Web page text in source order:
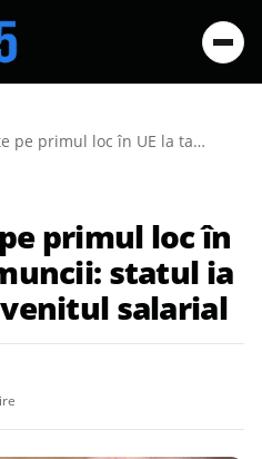
România este pe primul loc în UE la taxarea muncii: statul ia peste 40% din venitul salarial
primul loc în
statul ia
salarial